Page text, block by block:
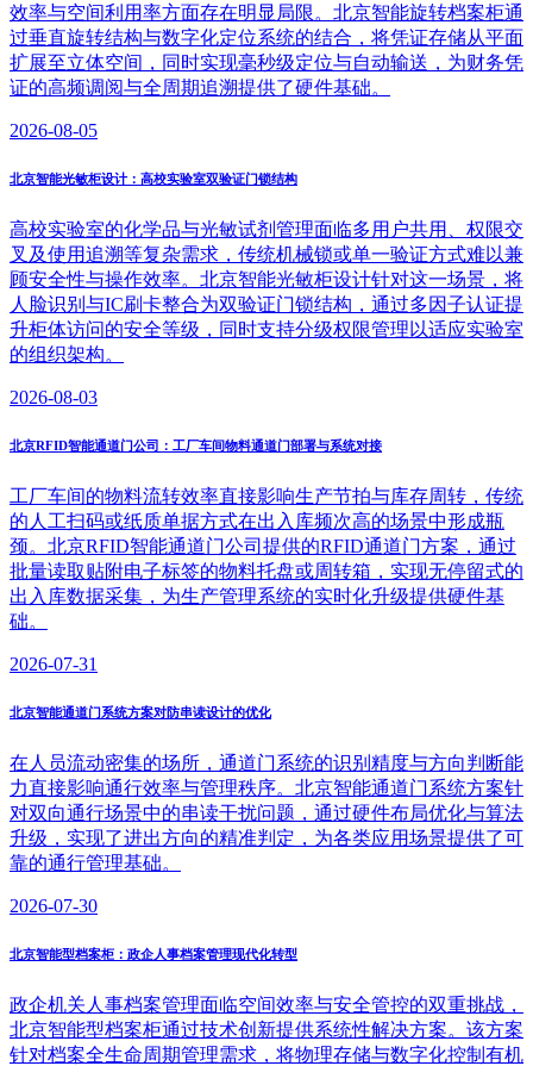
效率与空间利用率方面存在明显局限。北京智能旋转档案柜通
过垂直旋转结构与数字化定位系统的结合，将凭证存储从平面
扩展至立体空间，同时实现毫秒级定位与自动输送，为财务凭
证的高频调阅与全周期追溯提供了硬件基础。
2026-08-05
北京智能光敏柜设计：高校实验室双验证门锁结构
高校实验室的化学品与光敏试剂管理面临多用户共用、权限交
叉及使用追溯等复杂需求，传统机械锁或单一验证方式难以兼
顾安全性与操作效率。北京智能光敏柜设计针对这一场景，将
人脸识别与IC刷卡整合为双验证门锁结构，通过多因子认证提
升柜体访问的安全等级，同时支持分级权限管理以适应实验室
的组织架构。
2026-08-03
北京RFID智能通道门公司：工厂车间物料通道门部署与系统对接
工厂车间的物料流转效率直接影响生产节拍与库存周转，传统
的人工扫码或纸质单据方式在出入库频次高的场景中形成瓶
颈。北京RFID智能通道门公司提供的RFID通道门方案，通过
批量读取贴附电子标签的物料托盘或周转箱，实现无停留式的
出入库数据采集，为生产管理系统的实时化升级提供硬件基
础。
2026-07-31
北京智能通道门系统方案对防串读设计的优化
在人员流动密集的场所，通道门系统的识别精度与方向判断能
力直接影响通行效率与管理秩序。北京智能通道门系统方案针
对双向通行场景中的串读干扰问题，通过硬件布局优化与算法
升级，实现了进出方向的精准判定，为各类应用场景提供了可
靠的通行管理基础。
2026-07-30
北京智能型档案柜：政企人事档案管理现代化转型
政企机关人事档案管理面临空间效率与安全管控的双重挑战，
北京智能型档案柜通过技术创新提供系统性解决方案。该方案
针对档案全生命周期管理需求，将物理存储与数字化控制有机